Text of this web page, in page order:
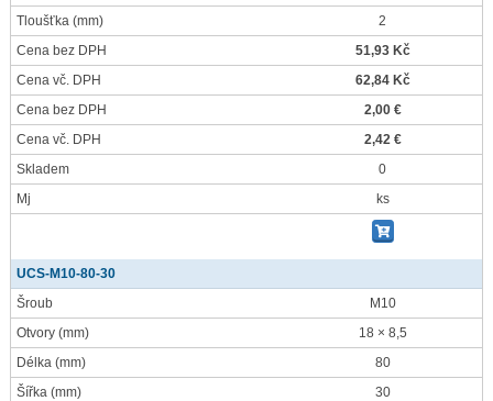
Tloušťka (mm)
2
Cena bez DPH
51,93 Kč
Cena vč. DPH
62,84 Kč
Cena bez DPH
2,00 €
Cena vč. DPH
2,42 €
Skladem
0
Mj
ks
UCS-M10-80-30
Šroub
M10
Otvory (mm)
18 × 8,5
Délka (mm)
80
Šířka (mm)
30